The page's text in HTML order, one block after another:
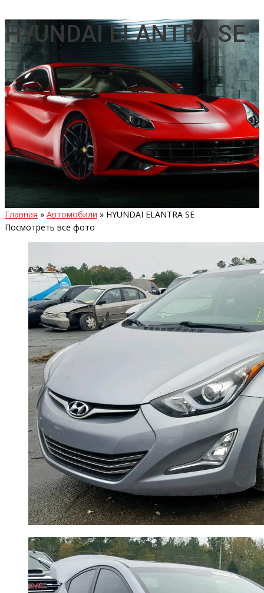
HYUNDAI ELANTRA SE
Главная » Автомобили » HYUNDAI ELANTRA SE
Посмотреть все фото